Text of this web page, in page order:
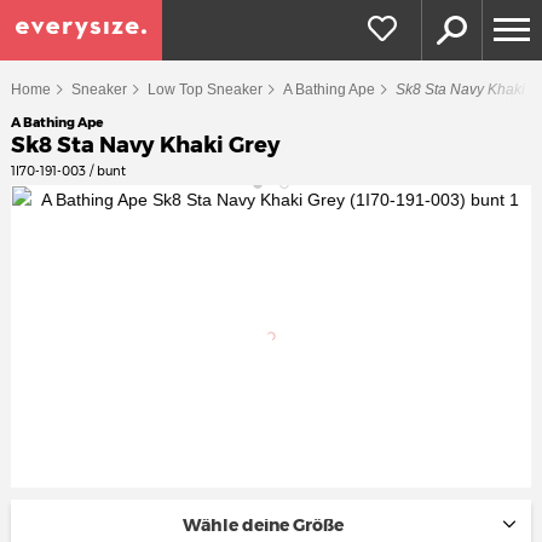
Home Sneaker Low Top Sneaker A Bathing Ape Sk8 Sta Navy Khaki
A Bathing Ape
Sk8 Sta Navy Khaki Grey
1I70-191-003 / bunt
Wähle deine Größe